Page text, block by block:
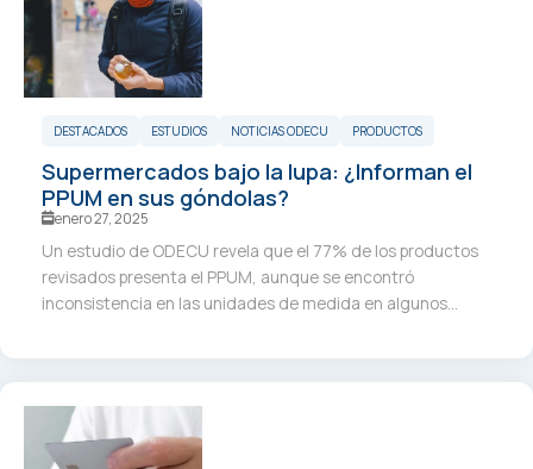
DESTACADOS ESTUDIOS NOTICIAS ODECU PRODUCTOS
Supermercados bajo la lupa: ¿Informan el
PPUM en sus góndolas?
enero 27, 2025
Un estudio de ODECU revela que el 77% de los productos
revisados presenta el PPUM, aunque se encontró
inconsistencia en las unidades de medida en algunos...